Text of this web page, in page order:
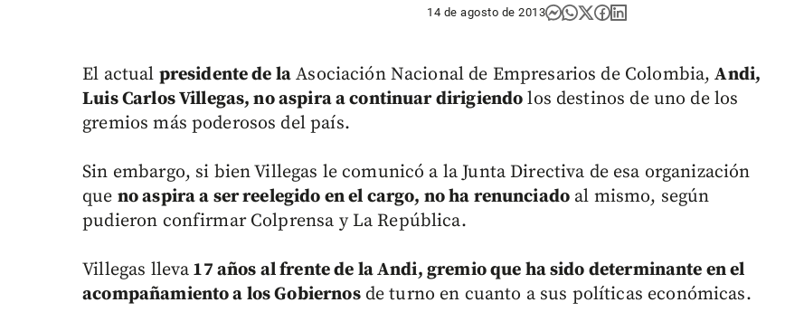
14 de agosto de 2013
El actual presidente de la Asociación Nacional de Empresarios de Colombia,Andi,
Luis Carlos Villegas, no aspira a continuar dirigiendo los destinos de uno de los
gremios más poderosos del país.
Sin embargo, si bien Villegas le comunicó a la Junta Directiva de esa organización
que no aspira a ser reelegido en el cargo, no ha renunciado al mismo, según
pudieron confirmar Colprensa y La República.
Villegas lleva 17 años al frente de la Andi, gremio que ha sido determinante en el
acompañamiento a los Gobiernosde turno en cuanto a sus políticas económicas.